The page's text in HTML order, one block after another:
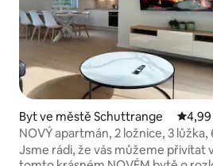
Byt ve městě Schuttrange
NOVÝ apartmán, 2 ložnice, 3 lůžka,
osob
Jsme rádi, že vás můžeme přivítat